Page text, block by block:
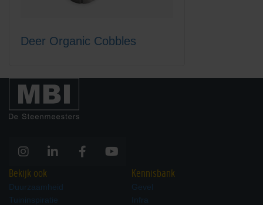
Deer Organic Cobbles
Bekijk ook
Duurzaamheid
Tuininspiratie
Kennisbank
Gevel
Infra